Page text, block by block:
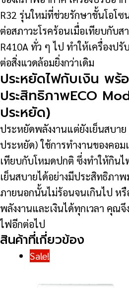
R32 รุ่นใหม่ที่ช่วยรักษาชั้นโอโ
ต่อสภาวะโรคร้อนเมื่อเทียบกับส
R410A ทั่ว ๆ ไป ทำให้เครื่องปรั
ต่อสิ่งแวดล้อมยิ่งกว่าเดิม
ประหยัดไฟกับเงิน พร้
ประสิทธิภาพECO
ประหยัด)
ประหยัดพลังงานแต่ยังเย็นสบาย
ประหยัด) ใช้การทำงานของคอม
เทียบกับโหมดปกติ ซึ่งทำให้กิน
เย็นสบายได้อย่างมีประสิทธิภา
ภายนอกนั้นไม่ร้อนจนเกินไป ห
พลังงานและเงินได้ทุกเวลา คุณจึ
ไฟอีกต่อไป
สินค้าที่เกี่ยวข้อง
Sale!